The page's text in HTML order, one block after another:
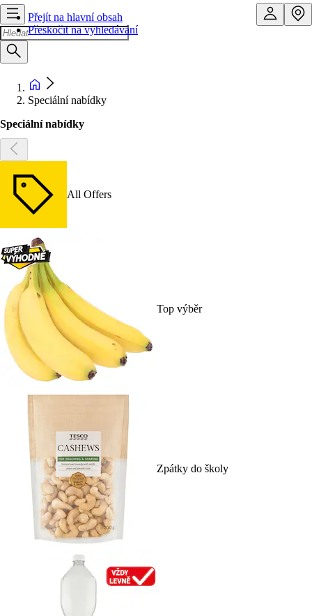
Přejít na hlavní obsah
Přeskočit na vyhledávání
Speciální nabídky
Speciální nabídky
All Offers
Top výběr
Zpátky do školy